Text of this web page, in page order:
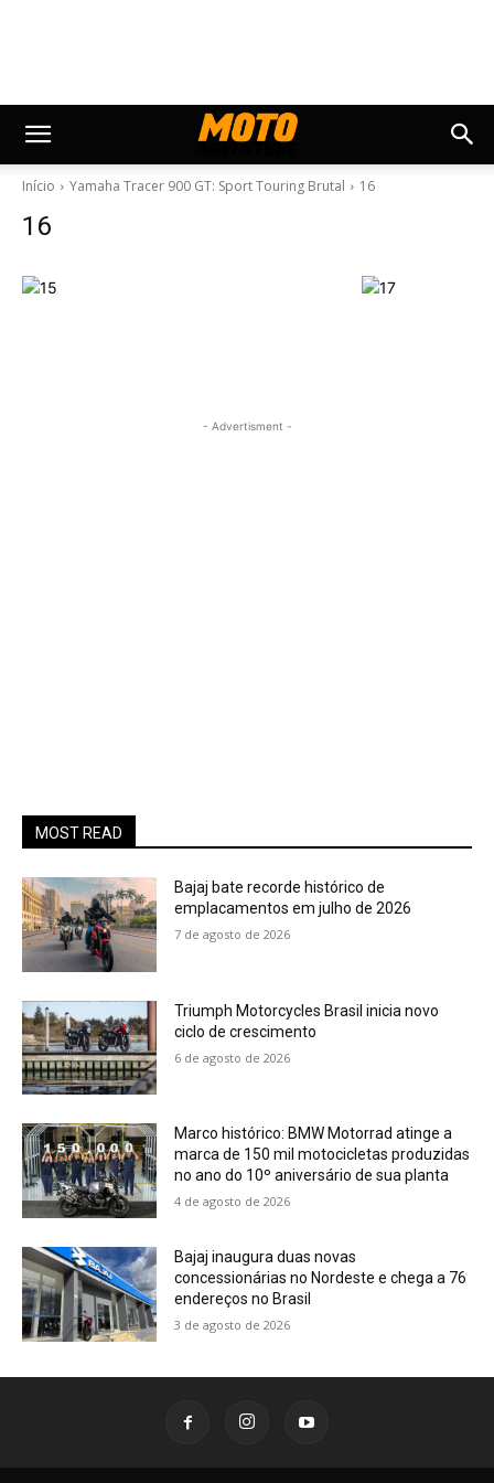
Início Yamaha Tracer 900 GT: Sport Touring Brutal 16
16
- Advertisment -
MOST READ
Bajaj bate recorde histórico de
emplacamentos em julho de 2026
7 de agosto de 2026
Triumph Motorcycles Brasil inicia novo
ciclo de crescimento
6 de agosto de 2026
Marco histórico: BMW Motorrad atinge a
marca de 150 mil motocicletas produzidas
no ano do 10º aniversário de sua planta
4 de agosto de 2026
Bajaj inaugura duas novas
concessionárias no Nordeste e chega a 76
endereços no Brasil
3 de agosto de 2026